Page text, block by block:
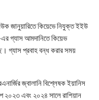
জানুয়ারিতে কিয়েভে নিযুক্ত ইইউ
এর গ্যাস আমদানিতে কিয়েভ
গ্যাস প্রবাহ বন্ধ করার সময়
জ্বালানি বিশ্লেষক ইয়ানিস
২০২৩ এবং ২০২৪ সালে রাশিয়ান